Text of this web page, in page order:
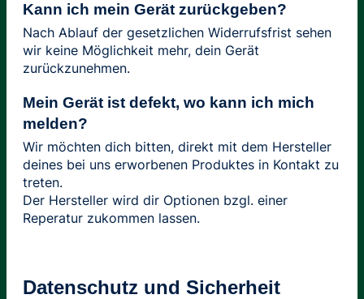
Kann ich mein Gerät zurückgeben?
Nach Ablauf der gesetzlichen Widerrufsfrist sehen
wir keine Möglichkeit mehr, dein Gerät
zurückzunehmen.
Mein Gerät ist defekt, wo kann ich mich
melden?
Wir möchten dich bitten, direkt mit dem Hersteller
deines bei uns erworbenen Produktes in Kontakt zu
treten.
Der Hersteller wird dir Optionen bzgl. einer
Reperatur zukommen lassen.
Datenschutz und Sicherheit